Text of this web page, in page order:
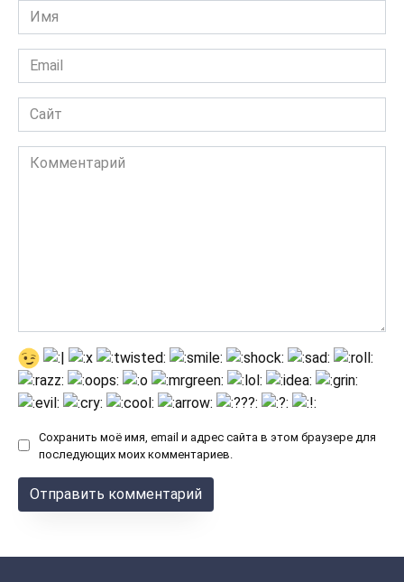
Имя
*
Email
*
Сайт
Комментарий
Сохранить моё имя, email и адрес сайта в этом браузере для
последующих моих комментариев.